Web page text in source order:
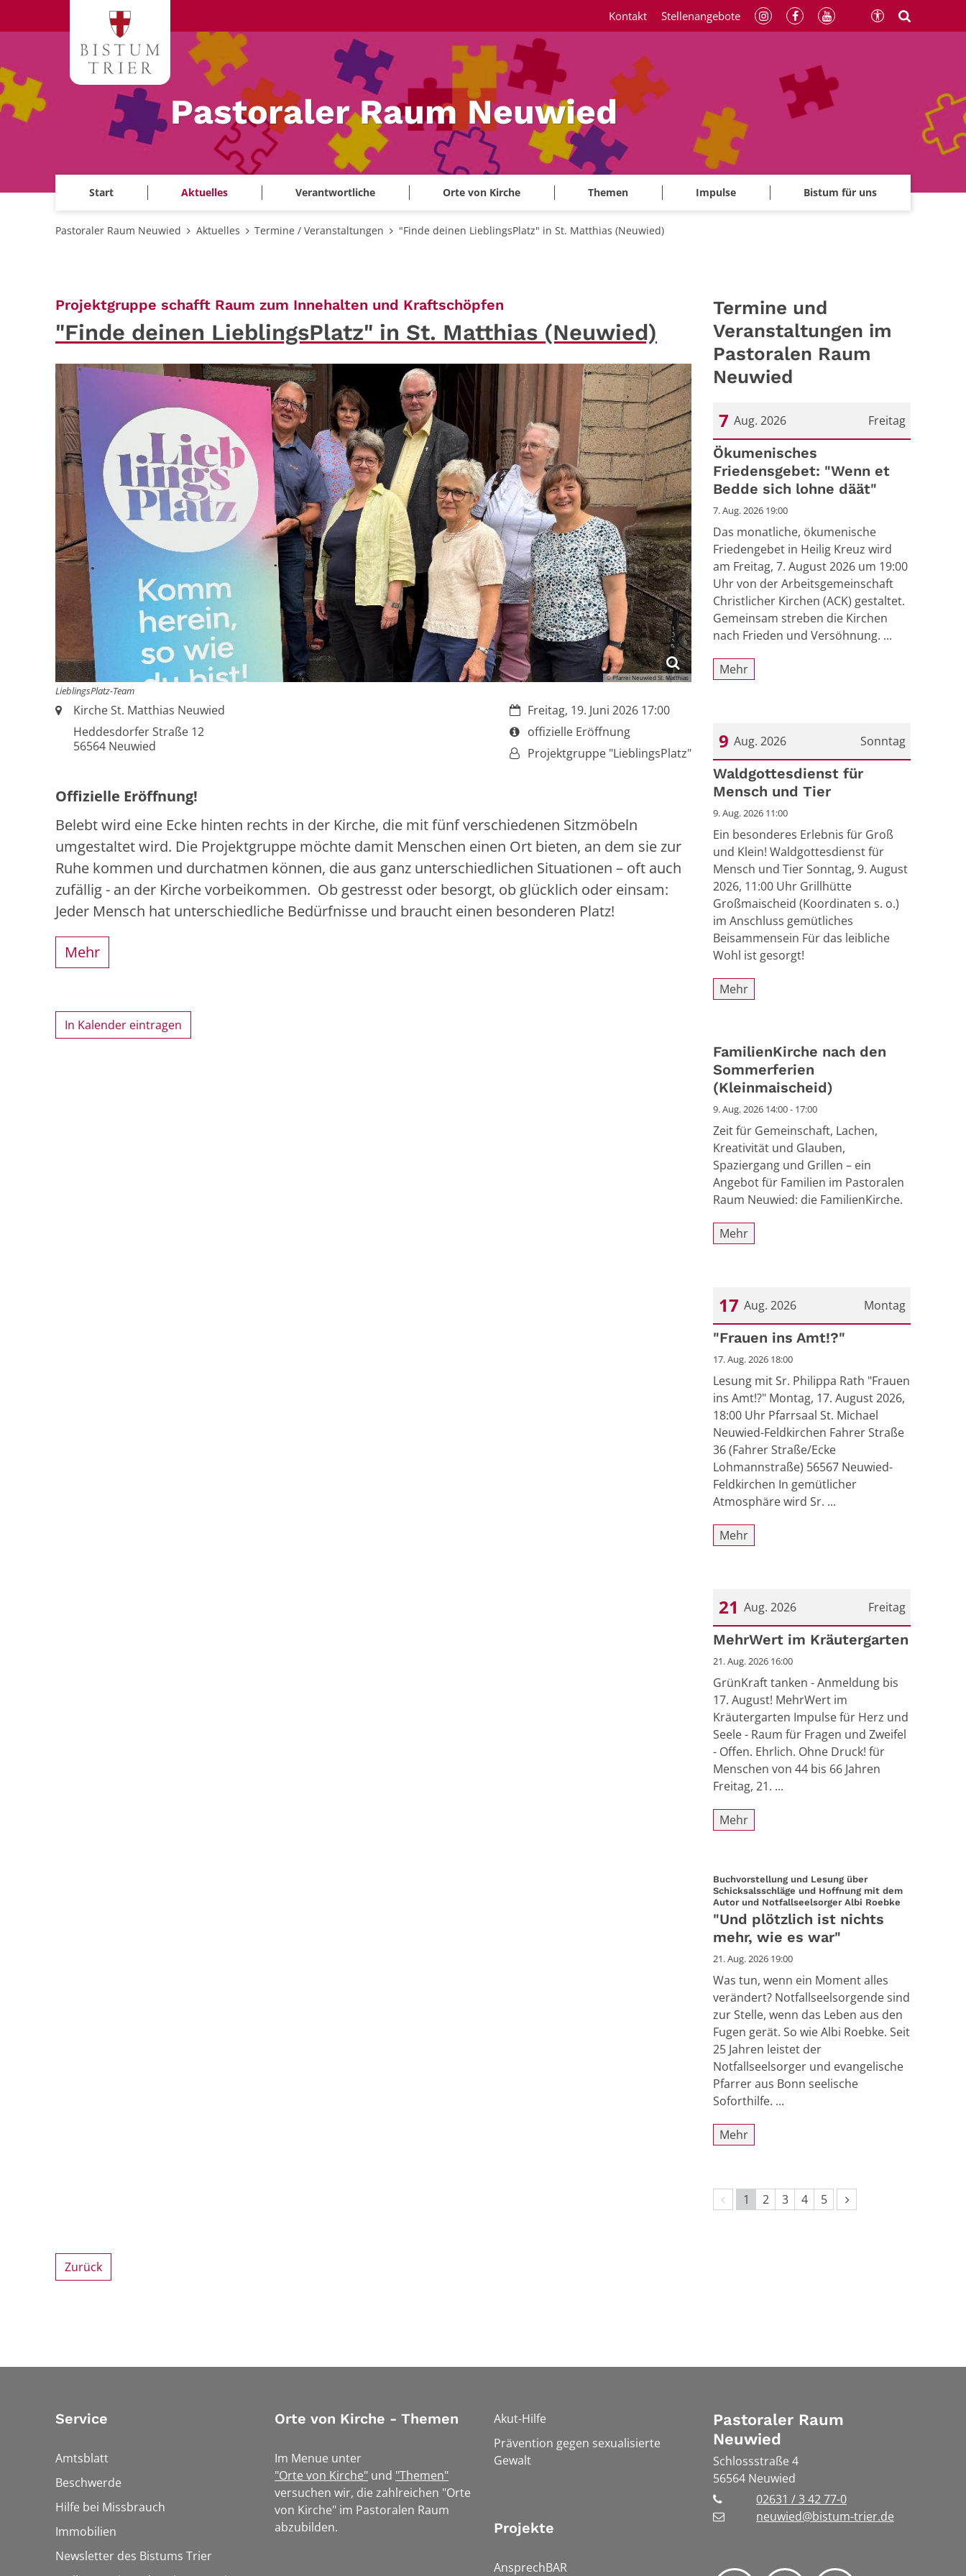
Pastoraler Raum Neuwied
Start Aktuelles Verantwortliche Orte von Kirche Themen Impulse Bistum für uns
Kontakt Stellenangebote
Pastoraler Raum Neuwied Aktuelles Termine / Veranstaltungen "Finde deinen LieblingsPlatz" in St. Matthias (Neuwied)
Projektgruppe schafft Raum zum Innehalten und Kraftschöpfen
"Finde deinen LieblingsPlatz" in St. Matthias (Neuwied)
© Pfarrei Neuwied St. Matthias
LieblingsPlatz-Team
Datum:Freitag, 19. Juni 2026 17:00
Art bzw. Nummer:
offizielle Eröffnung
Von:Projektgruppe "LieblingsPlatz"
Ort:Kirche St. Matthias Neuwied
Heddesdorfer Straße 12
56564 Neuwied
Offizielle Eröffnung!
Belebt wird eine Ecke hinten rechts in der Kirche, die mit fünf verschiedenen Sitzmöbeln
umgestaltet wird. Die Projektgruppe möchte damit Menschen einen Ort bieten, an dem sie zur
Ruhe kommen und durchatmen können, die aus ganz unterschiedlichen Situationen – oft auch
zufällig - an der Kirche vorbeikommen. Ob gestresst oder besorgt, ob glücklich oder einsam:
Jeder Mensch hat unterschiedliche Bedürfnisse und braucht einen besonderen Platz!
Mehr
In Kalender eintragen
Termine und
Veranstaltungen im
Pastoralen Raum
Neuwied
Freitag
7 Aug. 2026
Datum: 7. August 2026
Ökumenisches
Friedensgebet: "Wenn et
Bedde sich lohne däät"
7. Aug. 2026 19:00
Das monatliche, ökumenische
Friedengebet in Heilig Kreuz wird
am Freitag, 7. August 2026 um 19:00
Uhr von der Arbeitsgemeinschaft
Christlicher Kirchen (ACK) gestaltet.
Gemeinsam streben die Kirchen
nach Frieden und Versöhnung. ...
Mehr
Sonntag
9 Aug. 2026
Datum: 9. August 2026
Waldgottesdienst für
Mensch und Tier
9. Aug. 2026 11:00
Ein besonderes Erlebnis für Groß
und Klein! Waldgottesdienst für
Mensch und Tier Sonntag, 9. August
2026, 11:00 Uhr Grillhütte
Großmaischeid (Koordinaten s. o.)
im Anschluss gemütliches
Beisammensein Für das leibliche
Wohl ist gesorgt!
Mehr
FamilienKirche nach den
Sommerferien
(Kleinmaischeid)
9. Aug. 2026 14:00 - 17:00
Zeit für Gemeinschaft, Lachen,
Kreativität und Glauben,
Spaziergang und Grillen – ein
Angebot für Familien im Pastoralen
Raum Neuwied: die FamilienKirche.
Mehr
Montag
17 Aug. 2026
Datum: 17. August 2026
"Frauen ins Amt!?"
17. Aug. 2026 18:00
Lesung mit Sr. Philippa Rath "Frauen
ins Amt!?" Montag, 17. August 2026,
18:00 Uhr Pfarrsaal St. Michael
Neuwied-Feldkirchen Fahrer Straße
36 (Fahrer Straße/Ecke
Lohmannstraße) 56567 Neuwied-
Feldkirchen In gemütlicher
Atmosphäre wird Sr. ...
Mehr
Freitag
21 Aug. 2026
Datum: 21. August 2026
MehrWert im Kräutergarten
21. Aug. 2026 16:00
GrünKraft tanken - Anmeldung bis
17. August! MehrWert im
Kräutergarten Impulse für Herz und
Seele - Raum für Fragen und Zweifel
- Offen. Ehrlich. Ohne Druck! für
Menschen von 44 bis 66 Jahren
Freitag, 21. ...
Mehr
Buchvorstellung und Lesung über
Schicksalsschläge und Hoffnung mit dem
Autor und Notfallseelsorger Albi Roebke
"Und plötzlich ist nichts
mehr, wie es war"
21. Aug. 2026 19:00
Was tun, wenn ein Moment alles
verändert? Notfallseelsorgende sind
zur Stelle, wenn das Leben aus den
Fugen gerät. So wie Albi Roebke. Seit
25 Jahren leistet der
Notfallseelsorger und evangelische
Pfarrer aus Bonn seelische
Soforthilfe. ...
Mehr
Vorherige Seite
1 2 3 4 5 Nächste Seite
Zurück
Service
Amtsblatt
Beschwerde
Hilfe bei Missbrauch
Immobilien
Newsletter des Bistums Trier
Orte von Kirche - Themen
Im Menue unter
"Orte von Kirche" und "Themen"
versuchen wir, die zahlreichen "Orte
von Kirche" im Pastoralen Raum
abzubilden.
Akut-Hilfe
Prävention gegen sexualisierte
Gewalt
Projekte
AnsprechBAR
Pastoraler Raum
Neuwied
Schlossstraße 4
56564 Neuwied
02631 / 3 42 77-0
neuwied@bistum-trier.de